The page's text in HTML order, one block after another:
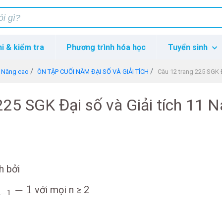
& kiểm tra Phương trình hóa học Tuyển sinh
cao ÔN TẬP CUỐI NĂM ĐẠI SỐ VÀ GIẢI TÍCH Câu 12 trang 225
SGK Đại số và Giải tích 11
bởi
−1 − 1 với mọi n ≥ 2